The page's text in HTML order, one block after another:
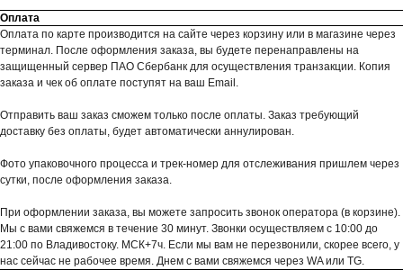
Оплата
Оплата по карте производится на сайте через корзину или в магазине через
терминал. После оформления заказа, вы будете перенаправлены на
защищенный сервер ПАО Сбербанк для осуществления транзакции. Копия
заказа и чек об оплате поступят на ваш Email.
Отправить ваш заказ сможем только после оплаты. Заказ требующий
доставку без оплаты, будет автоматически аннулирован.
Фото упаковочного процесса и трек-номер для отслеживания пришлем через
сутки, после оформления заказа.
При оформлении заказа, вы можете запросить звонок оператора (в корзине).
Мы с вами свяжемся в течение 30 минут. Звонки осуществляем с 10:00 до
21:00 по Владивостоку. МСК+7ч. Если мы вам не перезвонили, скорее всего, у
нас сейчас не рабочее время. Днем с вами свяжемся через WA или TG.